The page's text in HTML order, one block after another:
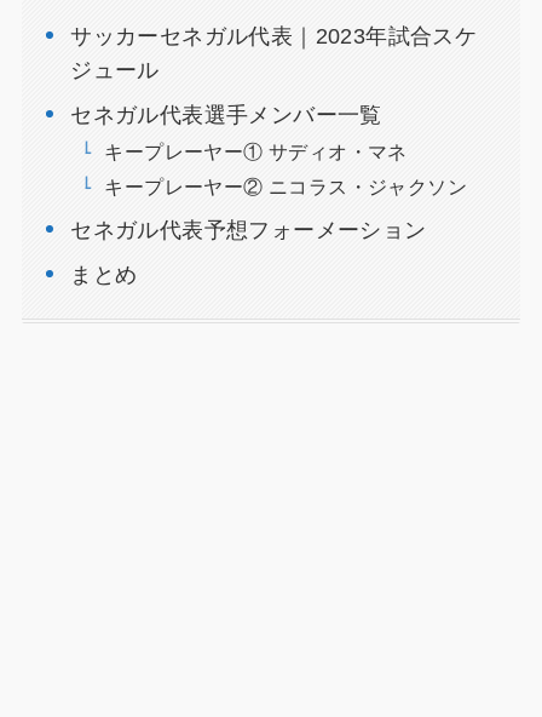
サッカーセネガル代表｜2023年試合スケ
ジュール
セネガル代表選手メンバー一覧
キープレーヤー① サディオ・マネ
キープレーヤー② ニコラス・ジャクソン
セネガル代表予想フォーメーション
まとめ